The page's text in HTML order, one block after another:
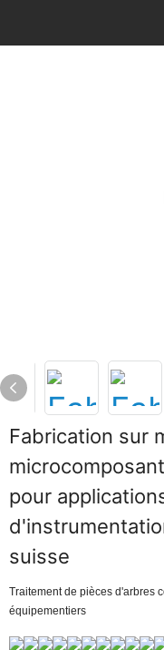
Fabrication sur
pour
suisse
Traitement de pièces d'arbres
équipementiers